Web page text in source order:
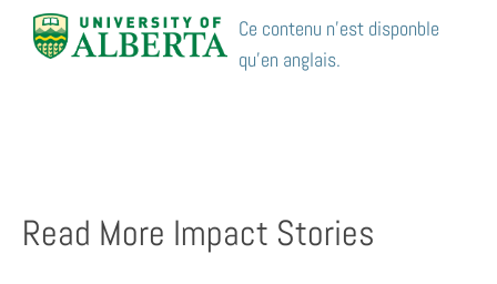
Ce contenu n’est disponble
qu’en anglais.
Read More Impact Stories